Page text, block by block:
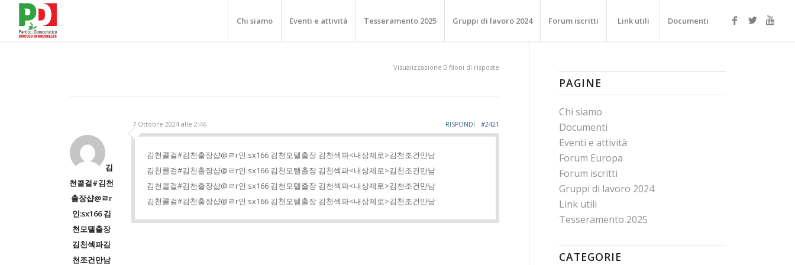
Chi siamo Eventi e attività Tesseramento 2025 Gruppi di lavoro 2024 Forum iscritti Link utili Documenti
Visualizzazione 0 filoni di risposte
7 Ottobre 2024 alle 2:46 #2421
RISPONDI
김
천콜걸#김천
출장샵@ㄹr
인:sx166 김
천모텔출장
김천섹파김
천조건만남
김천콜걸#김천출장샵@ㄹr인:sx166 김천모텔출장 김천섹파<내상제로>김천조건만남
김천콜걸#김천출장샵@ㄹr인:sx166 김천모텔출장 김천섹파<내상제로>김천조건만남
김천콜걸#김천출장샵@ㄹr인:sx166 김천모텔출장 김천섹파<내상제로>김천조건만남
김천콜걸#김천출장샵@ㄹr인:sx166 김천모텔출장 김천섹파<내상제로>김천조건만남
PAGINE
Chi siamo
Documenti
Eventi e attività
Forum Europa
Forum iscritti
Gruppi di lavoro 2024
Link utili
Tesseramento 2025
CATEGORIE